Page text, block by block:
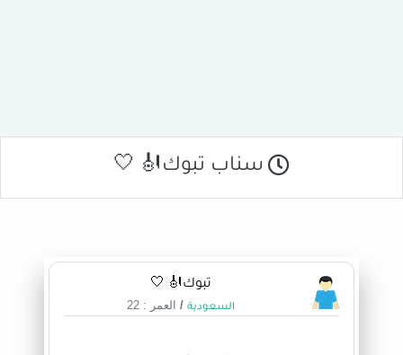
سناب تبوك🎻 🤍
تبوك🎻 🤍
السعودية / العمر : 22